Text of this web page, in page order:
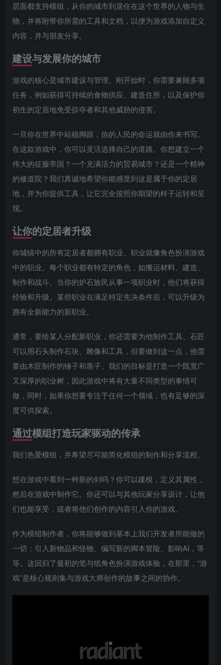
层面都支持模组，从你的城市到居住在这个世界的人物与生
物，并将附带你所需的工具和文档，以便为游戏添加自定义
内容，并与朋友分享。
建设与发展你的城市
游戏的核心是城市建设与管理。刚开始时，你需要兼顾多项
任务，例如获得可持续的食物供应、建造住所，以及保护你
初生的定居地免受掠夺者和其他威胁的侵害。
一旦你在世界中站稳脚跟，你的人民的命运就由你来书写。
在这款游戏中，你可以灵活选择自己的道路。你想建立一个
伟大的征服帝国？一个充满活力的贸易城市？还是一个精神
的修道院？我们真诚地希望你能感觉到这是属于你的定居
地，并为你提供工具，让它完全按照你期望的样子运转和呈
现。
让你的定居者升级
你城镇中的所有定居者都拥有职业。职业就像角色扮演游戏
中的职业。每个职业都有特定的角色，如搬运材料、建造、
制作和战斗。当你的炉石族民从事一项职业时，他们将获得
经验和升级。某些职业在满足特定先决条件后，可以升级为
拥有全新能力的新职业。
通常，要给某人分配新职业，你还需要为他制作工具。石匠
可以用石头制作石块、雕像和工具，但要做到这一点，他需
要由木匠制作的锤子和凿子。我们的目标是打造一个既宽广
又深厚的职业树，因此游戏中将有大量不同类型的事情可
做，同时，如果你想要专注于任何一个领域，也有足够的深
度可供探索。
通过模组打造玩家驱动的传承
我们热爱模组，并希望尽可能简化模组的制作和分享流程。
想在游戏中看到一种新的剑吗？你可以建模，定义其属性，
然后在游戏中制作它。你还可以与其他玩家分享设计，让他
们也能享受，或者将他们创作的内容引入你的游戏。
作为模组制作者，你将能够做到基本上我们开发者所能做的
一切：引入新物品和怪物、编写新的脚本冒险、影响AI，等
等。这回归了最初的笔与纸角色扮演游戏体验，在那里，“游
戏”是核心规则集与游戏大师创作的故事之间的协作。